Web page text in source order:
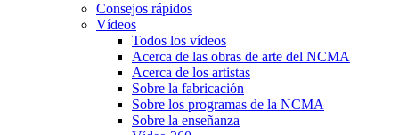
Consejos rápidos
Vídeos
Todos los vídeos
Acerca de las obras de arte del NCMA
Acerca de los artistas
Sobre la fabricación
Sobre los programas de la NCMA
Sobre la enseñanza